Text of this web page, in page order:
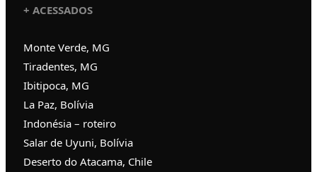
+ ACESSADOS
Monte Verde, MG
Tiradentes, MG
Ibitipoca, MG
La Paz, Bolívia
Indonésia – roteiro
Salar de Uyuni, Bolívia
Deserto do Atacama, Chile